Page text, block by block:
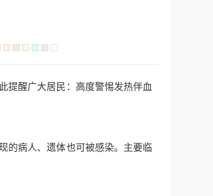
提醒广大居民：高度警惕发热伴血
的病人、遗体也可被感染。主要临